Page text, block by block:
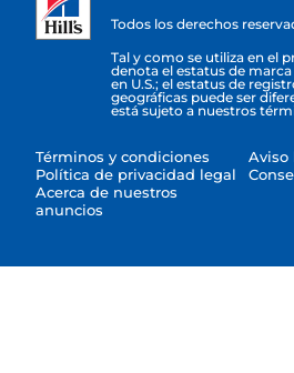
Todos los derechos
Tal y como se utiliza en el
denota el estatus de
en U.S.; el estatus de
geográficas puede ser
está sujeto a nuestros
Términos y condiciones
Política de privacidad legal
Acerca de nuestros
anuncios
Aviso